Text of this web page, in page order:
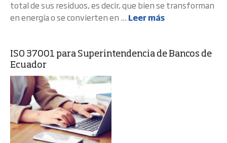
total de sus residuos, es decir, que bien se transforman
en energía o se convierten en ... Leer más
ISO 37001 para Superintendencia de Bancos de
Ecuador